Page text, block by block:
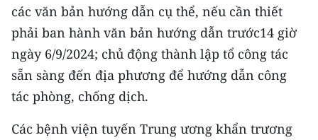
các văn bản hướng dẫn cụ thể, nếu cần thiết
phải ban hành văn bản hướng dẫn trước14 giờ
ngày 6/9/2024; chủ động thành lập tổ công tác
sẵn sàng đến địa phương để hướng dẫn công
tác phòng, chống dịch.
Các bệnh viện tuyến Trung ương khẩn trương